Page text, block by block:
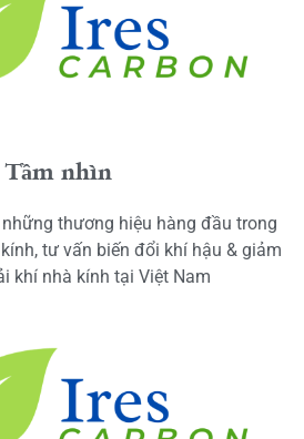
Tầm nhìn
thương hiệu hàng đầu trong
tư vấn biến đổi khí hậu & giảm
khí nhà kính tại Việt Nam